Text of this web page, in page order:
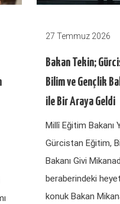
27 Temmuz 2026
Bakan Tekin;
Bilim ve Gençlik
ile Bir Araya Geldi
Millî Eğitim Bakanı
Gürcistan Eğitim,
Bakanı Givi
beraberindeki
konuk Bakan